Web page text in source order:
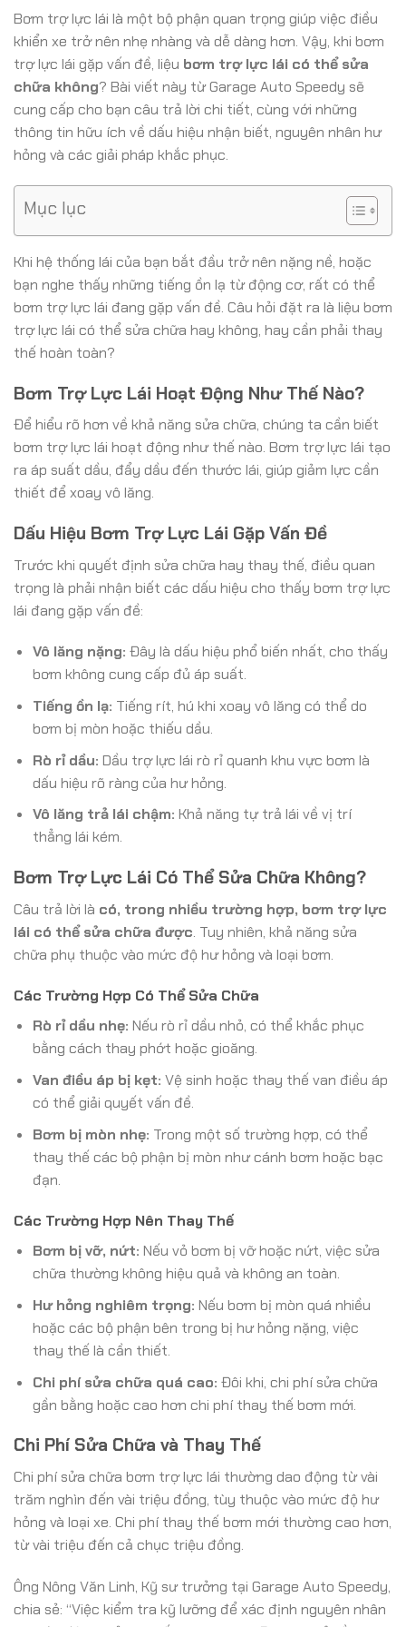
Bơm trợ lực lái là một bộ phận quan trọng giúp việc điều
khiển xe trở nên nhẹ nhàng và dễ dàng hơn. Vậy, khi bơm
trợ lực lái gặp vấn đề, liệu bơm trợ lực lái có thể sửa
chữa không? Bài viết này từ Garage Auto Speedy sẽ
cung cấp cho bạn câu trả lời chi tiết, cùng với những
thông tin hữu ích về dấu hiệu nhận biết, nguyên nhân hư
hỏng và các giải pháp khắc phục.
Mục lục
Khi hệ thống lái của bạn bắt đầu trở nên nặng nề, hoặc
bạn nghe thấy những tiếng ồn lạ từ động cơ, rất có thể
bơm trợ lực lái đang gặp vấn đề. Câu hỏi đặt ra là liệu bơm
trợ lực lái có thể sửa chữa hay không, hay cần phải thay
thế hoàn toàn?
Bơm Trợ Lực Lái Hoạt Động Như Thế Nào?
Để hiểu rõ hơn về khả năng sửa chữa, chúng ta cần biết
bơm trợ lực lái hoạt động như thế nào. Bơm trợ lực lái tạo
ra áp suất dầu, đẩy dầu đến thước lái, giúp giảm lực cần
thiết để xoay vô lăng.
Dấu Hiệu Bơm Trợ Lực Lái Gặp Vấn Đề
Trước khi quyết định sửa chữa hay thay thế, điều quan
trọng là phải nhận biết các dấu hiệu cho thấy bơm trợ lực
lái đang gặp vấn đề:
Vô lăng nặng: Đây là dấu hiệu phổ biến nhất, cho thấy
bơm không cung cấp đủ áp suất.
Tiếng ồn lạ: Tiếng rít, hú khi xoay vô lăng có thể do
bơm bị mòn hoặc thiếu dầu.
Rò rỉ dầu: Dầu trợ lực lái rò rỉ quanh khu vực bơm là
dấu hiệu rõ ràng của hư hỏng.
Vô lăng trả lái chậm: Khả năng tự trả lái về vị trí
thẳng lái kém.
Bơm Trợ Lực Lái Có Thể Sửa Chữa Không?
Câu trả lời là có, trong nhiều trường hợp, bơm trợ lực
lái có thể sửa chữa được. Tuy nhiên, khả năng sửa
chữa phụ thuộc vào mức độ hư hỏng và loại bơm.
Các Trường Hợp Có Thể Sửa Chữa
Rò rỉ dầu nhẹ: Nếu rò rỉ dầu nhỏ, có thể khắc phục
bằng cách thay phớt hoặc gioăng.
Van điều áp bị kẹt: Vệ sinh hoặc thay thế van điều áp
có thể giải quyết vấn đề.
Bơm bị mòn nhẹ: Trong một số trường hợp, có thể
thay thế các bộ phận bị mòn như cánh bơm hoặc bạc
đạn.
Các Trường Hợp Nên Thay Thế
Bơm bị vỡ, nứt: Nếu vỏ bơm bị vỡ hoặc nứt, việc sửa
chữa thường không hiệu quả và không an toàn.
Hư hỏng nghiêm trọng: Nếu bơm bị mòn quá nhiều
hoặc các bộ phận bên trong bị hư hỏng nặng, việc
thay thế là cần thiết.
Chi phí sửa chữa quá cao: Đôi khi, chi phí sửa chữa
gần bằng hoặc cao hơn chi phí thay thế bơm mới.
Chi Phí Sửa Chữa và Thay Thế
Chi phí sửa chữa bơm trợ lực lái thường dao động từ vài
trăm nghìn đến vài triệu đồng, tùy thuộc vào mức độ hư
hỏng và loại xe. Chi phí thay thế bơm mới thường cao hơn,
từ vài triệu đến cả chục triệu đồng.
Ông Nông Văn Linh, Kỹ sư trưởng tại Garage Auto Speedy,
chia sẻ: “Việc kiểm tra kỹ lưỡng để xác định nguyên nhân